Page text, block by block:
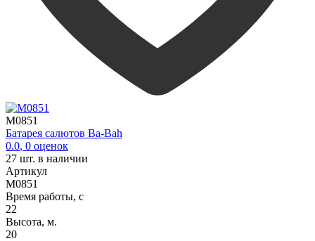
M0851
Батарея салютов Ba-Bah
0.0, 0 оценок
27 шт. в наличии
Артикул
M0851
Время работы, с
22
Высота, м.
20